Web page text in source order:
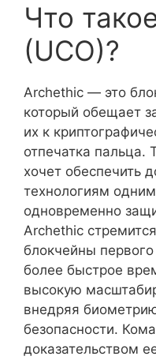
Что
(UCO)?
Archethic — это
который обещает
их к
отпечатка пальца.
хочет обеспечить
технологиям
одновременно
Archethic
блокчейны
более быстрое
высокую
внедряя
безопасности.
доказательством